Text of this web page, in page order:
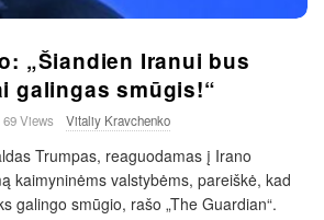
„Šiandien Iranui bus
galingas smūgis!“
69 Views Vitaliy Kravchenko
Trumpas, reaguodamas į Irano
kaimyninėms valstybėms, pareiškė, kad
galingo smūgio, rašo „The Guardian“.